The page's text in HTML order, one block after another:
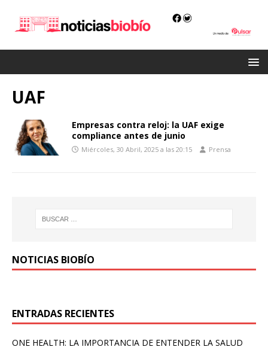
UAF
Empresas contra reloj: la UAF exige
compliance antes de junio
Miércoles, 30 Abril, 2025 a las 20:15 Prensa
NOTICIAS BIOBÍO
ENTRADAS RECIENTES
ONE HEALTH: LA IMPORTANCIA DE ENTENDER LA SALUD